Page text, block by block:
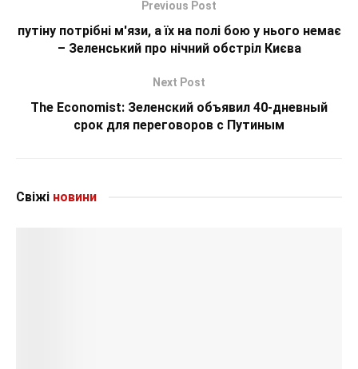
Previous Post
путіну потрібні м'язи, а їх на полі бою у нього немає
– Зеленський про нічний обстріл Києва
Next Post
The Economist: Зеленский объявил 40-дневный
срок для переговоров с Путиным
Свіжі новини